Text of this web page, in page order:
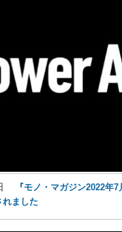
『モノ・マガジン2022年
れました